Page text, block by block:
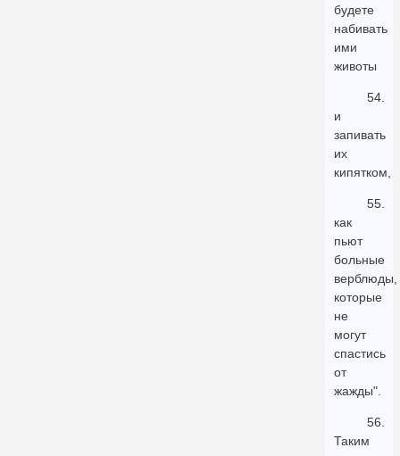
будете
набивать
ими
животы
54.
и
запивать
их
кипятком,
55.
как
пьют
больные
верблюды,
которые
не
могут
спастись
от
жажды".
56.
Таким